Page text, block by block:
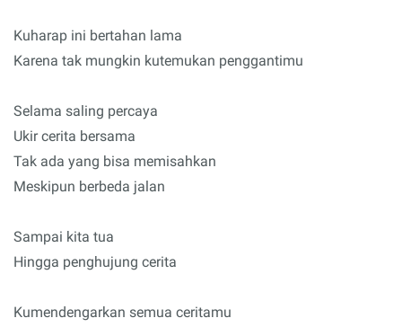
Kuharap ini bertahan lama
Karena tak mungkin kutemukan penggantimu
Selama saling percaya
Ukir cerita bersama
Tak ada yang bisa memisahkan
Meskipun berbeda jalan
Sampai kita tua
Hingga penghujung cerita
Kumendengarkan semua ceritamu